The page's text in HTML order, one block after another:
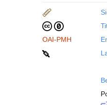
OAI-PMH